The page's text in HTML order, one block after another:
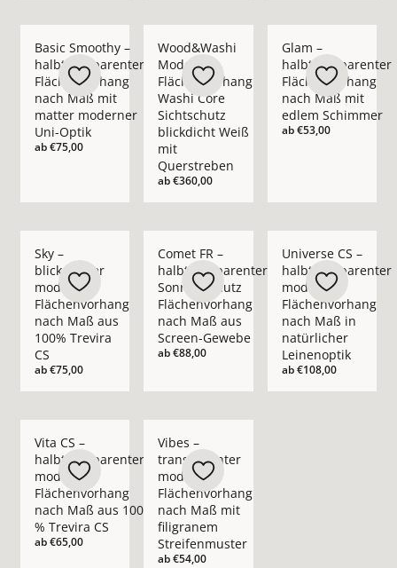
Basic Smoothy –
halbtransparenter
Flächenvorhang
nach Maß mit
matter moderner
Uni-Optik
ab€75,00
Wood&Washi
Moderner
Flächenvorhang
Washi Core
Sichtschutz
blickdicht Weiß
mit
Querstreben
ab€360,00
Glam –
halbtransparenter
Flächenvorhang
nach Maß mit
edlem Schimmer
ab€53,00
Sky –
blickdichter
moderner
Flächenvorhang
nach Maß aus
100% Trevira
CS
ab€75,00
Comet FR –
halbtransparenter
Sonnenschutz
Flächenvorhang
nach Maß aus
Screen-Gewebe
ab€88,00
Universe CS –
halbtransparenter
moderner
Flächenvorhang
nach Maß in
natürlicher
Leinenoptik
ab€108,00
Vita CS –
halbtransparenter
moderner
Flächenvorhang
nach Maß aus 100
% Trevira CS
ab€65,00
Vibes –
transparenter
moderner
Flächenvorhang
nach Maß mit
filigranem
Streifenmuster
ab€54,00